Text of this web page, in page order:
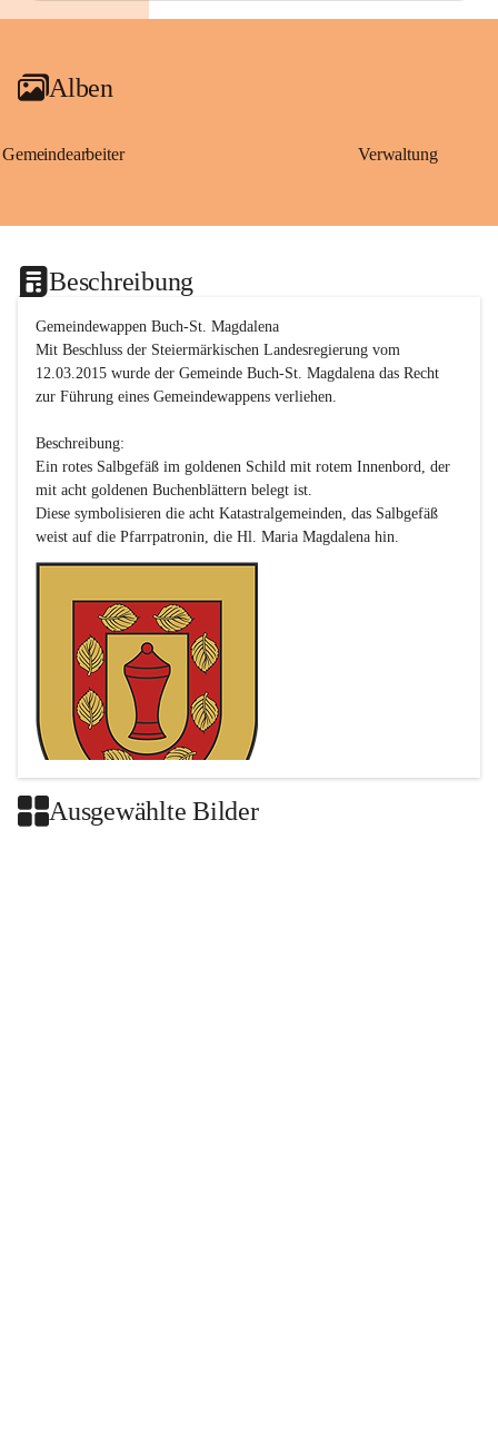
Alben
Gemeindearbeiter Verwaltung
Beschreibung
Gemeindewappen Buch-St. Magdalena
Mit Beschluss der Steiermärkischen Landesregierung vom
12.03.2015 wurde der Gemeinde Buch-St. Magdalena das Recht
zur Führung eines Gemeindewappens verliehen.
Beschreibung:
Ein rotes Salbgefäß im goldenen Schild mit rotem Innenbord, der
mit acht goldenen Buchenblättern belegt ist.
Diese symbolisieren die acht Katastralgemeinden, das Salbgefäß
Ausgewählte Bilder